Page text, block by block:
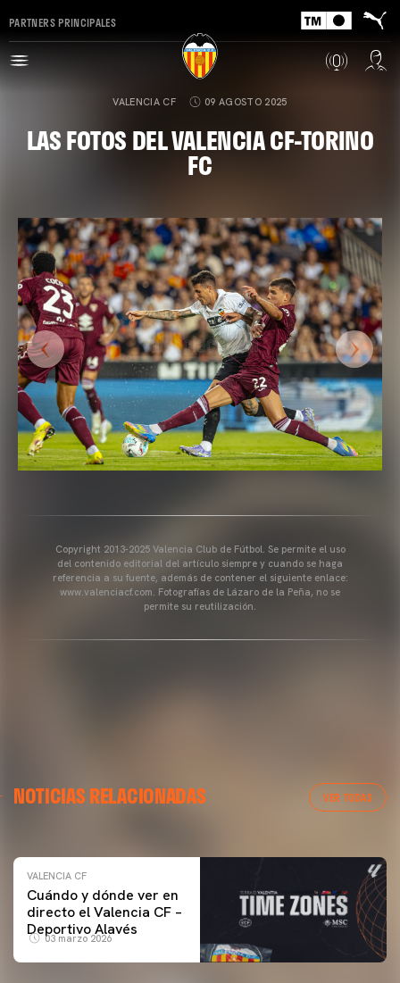
PARTNERS PRINCIPALES
VALENCIA CF 09 AGOSTO 2025
LAS FOTOS DEL VALENCIA CF-TORINO
FC
Copyright 2013-2025 Valencia Club de Fútbol. Se permite el uso
del contenido editorial del artículo siempre y cuando se haga
referencia a su fuente, además de contener el siguiente enlace:
www.valenciacf.com. Fotografías de Lázaro de la Peña, no se
permite su reutilización.
NOTICIAS RELACIONADAS VER TODAS
ENTRENAMIENTO DEL VALENCIA CF 04/03/26
VALENCIA CF
Cuándo y dónde ver en
directo el Valencia CF –
Deportivo Alavés
03 marzo 2026